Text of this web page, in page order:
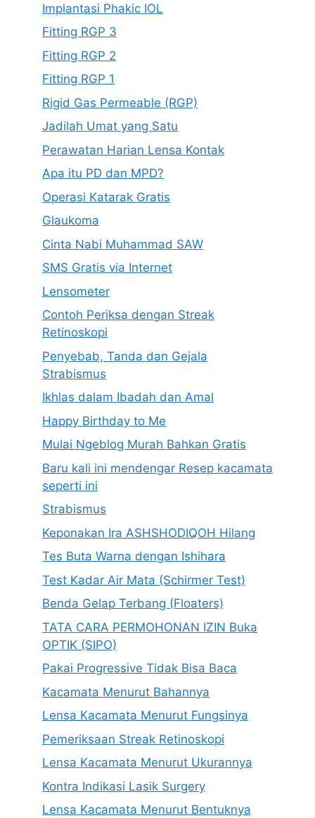
Implantasi Phakic IOL
Fitting RGP 3
Fitting RGP 2
Fitting RGP 1
Rigid Gas Permeable (RGP)
Jadilah Umat yang Satu
Perawatan Harian Lensa Kontak
Apa itu PD dan MPD?
Operasi Katarak Gratis
Glaukoma
Cinta Nabi Muhammad SAW
SMS Gratis via Internet
Lensometer
Contoh Periksa dengan Streak
Retinoskopi
Penyebab, Tanda dan Gejala
Strabismus
Ikhlas dalam Ibadah dan Amal
Happy Birthday to Me
Mulai Ngeblog Murah Bahkan Gratis
Baru kali ini mendengar Resep kacamata
seperti ini
Strabismus
Keponakan Ira ASHSHODIQOH Hilang
Tes Buta Warna dengan Ishihara
Test Kadar Air Mata (Schirmer Test)
Benda Gelap Terbang (Floaters)
TATA CARA PERMOHONAN IZIN Buka
OPTIK (SIPO)
Pakai Progressive Tidak Bisa Baca
Kacamata Menurut Bahannya
Lensa Kacamata Menurut Fungsinya
Pemeriksaan Streak Retinoskopi
Lensa Kacamata Menurut Ukurannya
Kontra Indikasi Lasik Surgery
Lensa Kacamata Menurut Bentuknya